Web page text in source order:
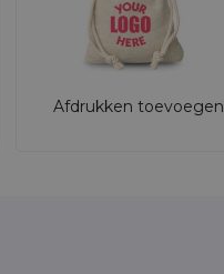
Afdrukken toevoegen